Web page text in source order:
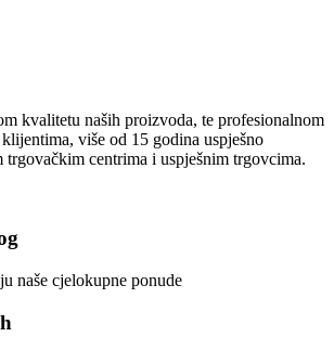
kvalitetu naših proizvoda, te profesionalnom
više od 15 godina uspješno
trgovačkim centrima i uspješnim trgovcima.
naše cjelokupne ponude